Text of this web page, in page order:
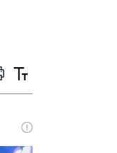
텍
트